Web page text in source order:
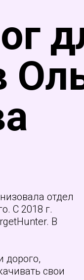
отдел
С 2018 г.
В
дорого,
свои